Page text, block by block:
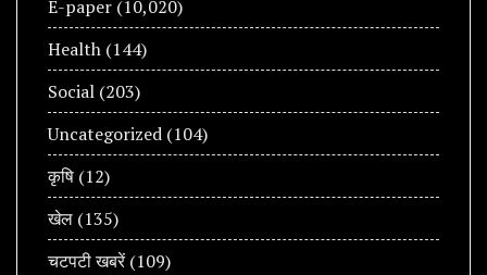
E-paper (10,020)
Health (144)
Social (203)
Uncategorized (104)
कृषि (12)
खेल (135)
चटपटी खबरें(109)